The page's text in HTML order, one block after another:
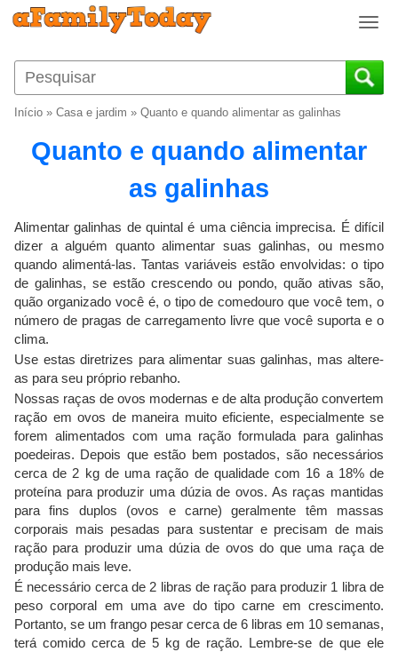
T
g
g
g
t
i
n
Início » Casa e jardim » Quanto e quando alimentar as galinhas
Quanto e quando alimentar
as galinhas
Alimentar galinhas de quintal é uma ciência imprecisa. É difícil
dizer a alguém quanto alimentar suas galinhas, ou mesmo
quando alimentá-las. Tantas variáveis ​​estão envolvidas: o tipo
de galinhas, se estão crescendo ou pondo, quão ativas são,
quão organizado você é, o tipo de comedouro que você tem, o
número de pragas de carregamento livre que você suporta e o
clima.
Use estas diretrizes para alimentar suas galinhas, mas altere-
as para seu próprio rebanho.
Nossas raças de ovos modernas e de alta produção convertem
ração em ovos de maneira muito eficiente, especialmente se
forem alimentados com uma ração formulada para galinhas
poedeiras. Depois que estão bem postados, são necessários
cerca de 2 kg de uma ração de qualidade com 16 a 18% de
proteína para produzir uma dúzia de ovos. As raças mantidas
para fins duplos (ovos e carne) geralmente têm massas
corporais mais pesadas para sustentar e precisam de mais
ração para produzir uma dúzia de ovos do que uma raça de
produção mais leve.
É necessário cerca de 2 libras de ração para produzir 1 libra de
peso corporal em uma ave do tipo carne em crescimento.
Portanto, se um frango pesar cerca de 6 libras em 10 semanas,
terá comido cerca de 5 kg de ração. Lembre-se de que ele